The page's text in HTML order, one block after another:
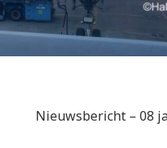
Nieuwsbericht – 08